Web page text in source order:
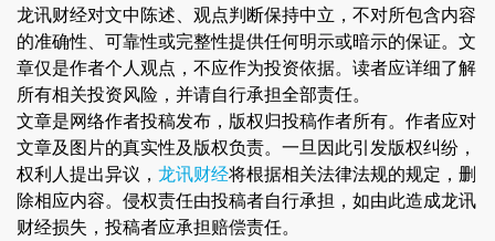
龙讯财经对文中陈述、观点判断保持中立，不对所包含内容
的准确性、可靠性或完整性提供任何明示或暗示的保证。文
章仅是作者个人观点，不应作为投资依据。读者应详细了解
所有相关投资风险，并请自行承担全部责任。
文章是网络作者投稿发布，版权归投稿作者所有。作者应对
文章及图片的真实性及版权负责。一旦因此引发版权纠纷，
权利人提出异议， 龙讯财经将根据相关法律法规的规定，删
除相应内容。侵权责任由投稿者自行承担，如由此造成龙讯
财经损失，投稿者应承担赔偿责任。